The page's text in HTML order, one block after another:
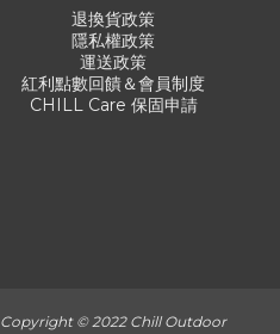
退換貨政策
隱私權政策
運送政策
紅利點數回饋＆會員制度
CHILL Care 保固申請
Copyright © 2022 Chill Outdoor